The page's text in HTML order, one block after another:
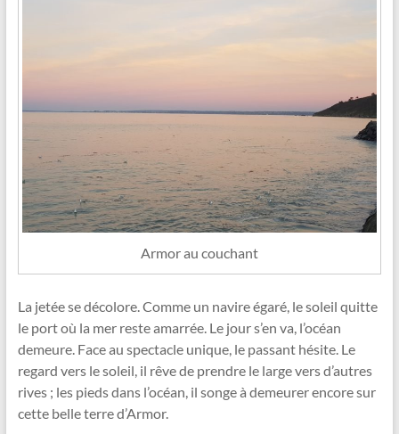
Armor au couchant
La jetée se décolore. Comme un navire égaré, le soleil quitte
le port où la mer reste amarrée. Le jour s’en va, l’océan
demeure. Face au spectacle unique, le passant hésite. Le
regard vers le soleil, il rêve de prendre le large vers d’autres
rives ; les pieds dans l’océan, il songe à demeurer encore sur
cette belle terre d’Armor.